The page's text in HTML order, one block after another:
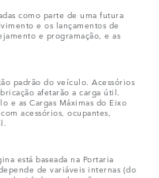
como parte de uma futura
e os lançamentos de
e programação, e as
padrão do veículo. Acessórios
afetarão a carga útil.
e as Cargas Máximas do Eixo
acessórios, ocupantes,
está baseada na Portaria
de variáveis internas (do